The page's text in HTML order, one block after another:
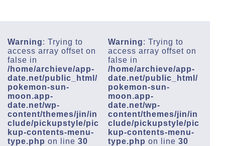
Warning: Trying to
access array offset on
false in
/home/archieve/app-
date.net/public_html/
pokemon-sun-
moon.app-
date.net/wp-
content/themes/jin/in
clude/pickupstyle/pic
kup-contents-menu-
type.php on line 30
Warning: Trying to
access array offset on
false in
/home/archieve/app-
date.net/public_html/
pokemon-sun-
moon.app-
date.net/wp-
content/themes/jin/in
clude/pickupstyle/pic
kup-contents-menu-
type.php on line 30